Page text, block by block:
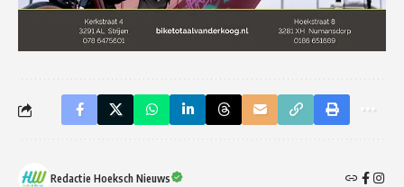
Redactie Hoeksch Nieuws